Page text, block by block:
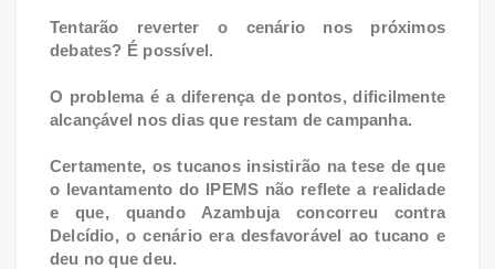
Tentarão reverter o cenário nos próximos
debates? É possível.
O problema é a diferença de pontos, dificilmente
alcançável nos dias que restam de campanha.
Certamente, os tucanos insistirão na tese de que
o levantamento do IPEMS não reflete a realidade
e que, quando Azambuja concorreu contra
Delcídio, o cenário era desfavorável ao tucano e
deu no que deu.